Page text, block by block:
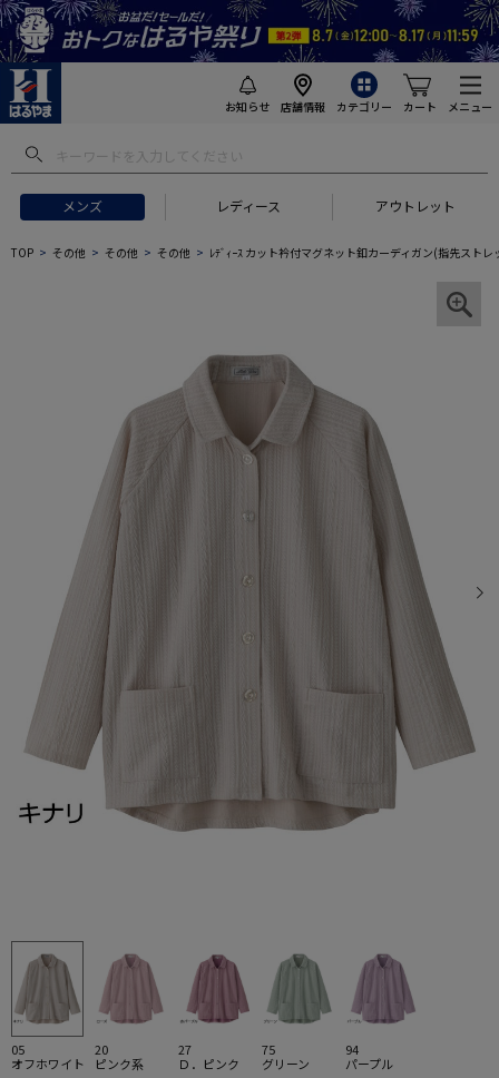
お知らせ 店舗情報 カテゴリー カート メニュー
メンズ レディース アウトレット
TOP その他 その他 その他 ﾚﾃﾞｨｰｽ カット衿付マグネット釦カーディガン(指先スト
05
オフホワイト
20
ピンク系
27
Ｄ．ピンク
75
グリーン
94
パープル